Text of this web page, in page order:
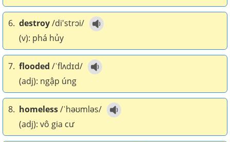
6. destroy/di'strɔi/
(v): phá hủy
7. flooded /ˈflʌdɪd/
(adj): ngập úng
8. homeless/ˈhəʊmləs/
(adj): vô gia cư